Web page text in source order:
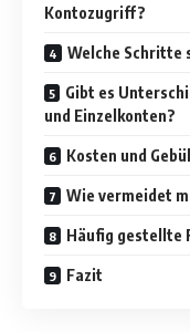
Kontozugriff?
Welche Schritte
Gibt es
und Einzelkonten?
Kosten und
Wie vermeidet
Häufig gestellte
Fazit